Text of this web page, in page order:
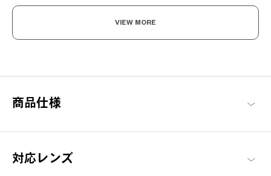
ビジネスシーンでも使いやすいスクエアフレームは、落ち着い
たカラーリングになっています。
路面や水面などのギラつきを抑える偏光機能を搭載したSNAP
1.0%以下
VIEW MORE
商品仕様
対応レンズ